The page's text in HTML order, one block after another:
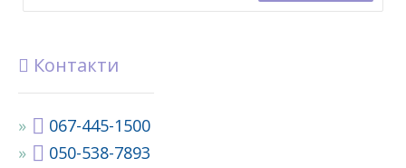
Контакти
067-445-1500
050-538-7893